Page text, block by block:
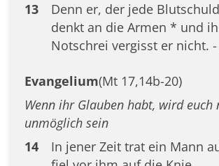
13
Denn er, der jede
denkt an die Armen * und
Notschrei vergisst er nicht. -
Evangelium(Mt 17,14b-20)
Wenn ihr Glauben habt, wird euch
unmöglich sein
14
In jener Zeit trat ein Mann